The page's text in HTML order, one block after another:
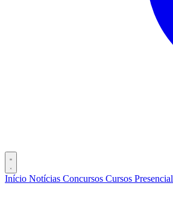
Início Notícias Concursos Cursos Presencial